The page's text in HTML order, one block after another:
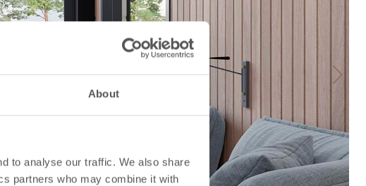
About
to analyse our traffic. We also share
partners who may combine it with
Next